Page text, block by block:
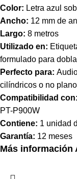
Color: Letra azul
Ancho: 12 mm de
Largo: 8 metros
Utilizado en:
formulado para
Perfecto para:
cilíndricos o no
Compatibilidad con:
PT-P900W
Contiene: 1 unidad
Garantía: 12 meses
Más información